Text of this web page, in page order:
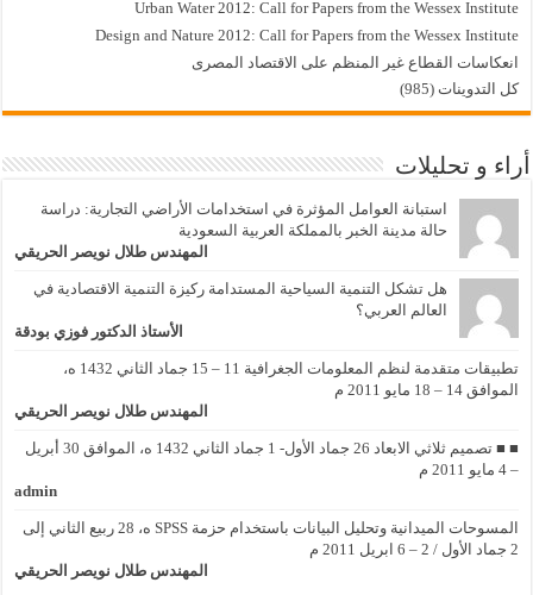
Urban Water 2012: Call for Papers from the Wessex Institute
Design and Nature 2012: Call for Papers from the Wessex Institute‏
انعكاسات القطاع غير المنظم على الاقتصاد المصرى
كل التدوينات (985)
أراء و تحليلات
استبانة العوامل المؤثرة في استخدامات الأراضي التجارية: دراسة
حالة مدينة الخبر بالمملكة العربية السعودية
المهندس طلال نويصر الحريقي
هل تشكل التنمية السياحية المستدامة ركيزة التنمية الاقتصادية في
العالم العربي؟
الأستاذ الدكتور فوزي بودقة
تطبيقات متقدمة لنظم المعلومات الجغرافية 11 – 15 جماد الثاني 1432 ه،
الموافق 14 – 18 مايو 2011 م
المهندس طلال نويصر الحريقي
■ ■ تصميم ثلاثي الابعاد 26 جماد الأول- 1 جماد الثاني 1432 ه، الموافق 30 أبريل
– 4 مايو 2011 م
admin
المسوحات الميدانية وتحليل البيانات باستخدام حزمة SPSS ه، 28 ربيع الثاني إلى
2 جماد الأول / 2 – 6 ابريل 2011 م
المهندس طلال نويصر الحريقي